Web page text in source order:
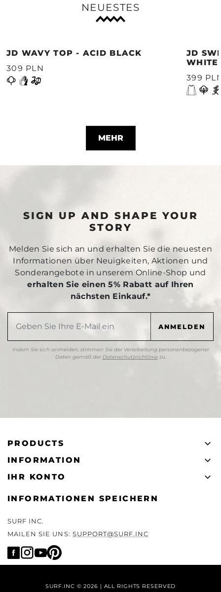
NEUESTES
JD WAVY TOP - ACID BLACK
309 PLN
JD
WHITE
399
MEHR
SIGN UP AND SHAPE YOUR
STORY
Melden Sie sich an und erhalten Sie die neuesten
Informationen über Neuigkeiten, Aktionen und
Sonderangebote in unserem Online-Shop und
erhalten Sie einen 5% Rabatt auf Ihren
nächsten Einkauf.*
Indem Sie sich anmelden, stimmen Sie der Verarbeitung personenbezogener
Daten gemäß der Datenschutzrichtliniezu.
PRODUCTS 
INFORMATION 
IHR KONTO 
INFORMATIONEN SPEICHERN
SURF INC.
MAILEN SIE UNS: SUPPORT@SURF.INC
SURF.INC © 2026 | ALL RIGHTS RESERVED